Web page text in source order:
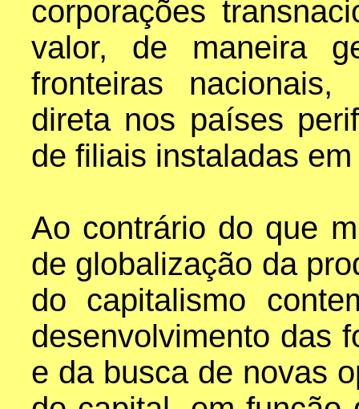
corporações
valor, de maneira
fronteiras nacionais,
direta nos países
de filiais instaladas
Ao contrário do que
de globalização da
do capitalismo
desenvolvimento das
e da busca de novas